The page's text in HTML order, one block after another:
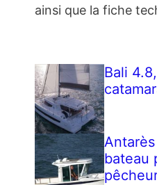
ainsi que la fiche
Bali
bateau